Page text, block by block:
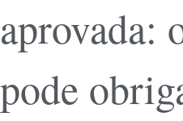
aprovada:
pode